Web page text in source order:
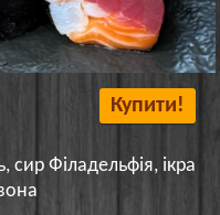
Купити!
сир Філадельфія, ікра